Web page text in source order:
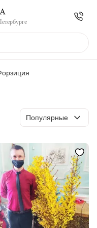
Сортировка
Популярные